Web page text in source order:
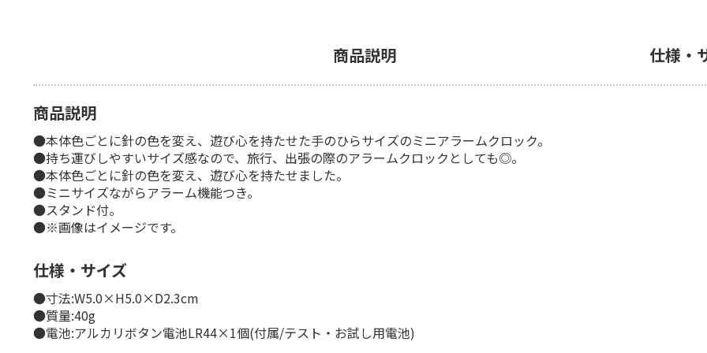
商品説明 仕様・
商品説明
●本体色ごとに針の色を変え、遊び心を持たせた手のひらサイズのミニアラームクロック。
●持ち運びしやすいサイズ感なので、旅行、出張の際のアラームクロックとしても◎。
●本体色ごとに針の色を変え、遊び心を持たせました。
●ミニサイズながらアラーム機能つき。
●スタンド付。
●※画像はイメージです。
仕様・サイズ
●寸法:W5.0×H5.0×D2.3cm
●質量:40g
●電池:アルカリボタン電池LR44×1個(付属/テスト・お試し用電池)